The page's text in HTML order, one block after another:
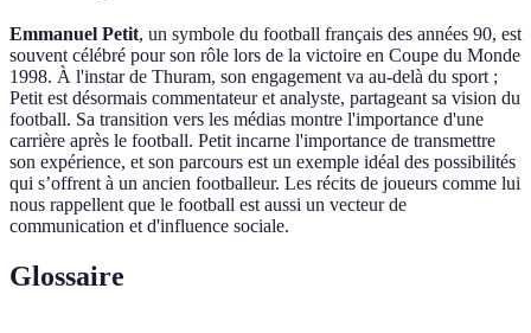
Emmanuel Petit, un symbole du football français des années 90, est
souvent célébré pour son rôle lors de la victoire en Coupe du Monde
1998. À l'instar de Thuram, son engagement va au-delà du sport ;
Petit est désormais commentateur et analyste, partageant sa vision du
football. Sa transition vers les médias montre l'importance d'une
carrière après le football. Petit incarne l'importance de transmettre
son expérience, et son parcours est un exemple idéal des possibilités
qui s’offrent à un ancien footballeur. Les récits de joueurs comme lui
nous rappellent que le football est aussi un vecteur de
communication et d'influence sociale.
Glossaire